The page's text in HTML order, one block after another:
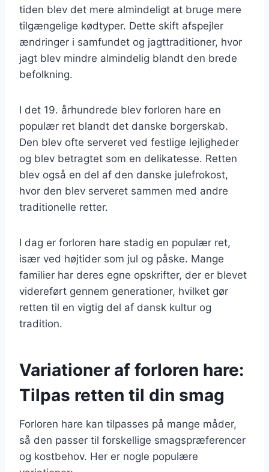
tiden blev det mere almindeligt at bruge mere
tilgængelige kødtyper. Dette skift afspejler
ændringer i samfundet og jagttraditioner, hvor
jagt blev mindre almindelig blandt den brede
befolkning.
I det 19. århundrede blev forloren hare en
populær ret blandt det danske borgerskab.
Den blev ofte serveret ved festlige lejligheder
og blev betragtet som en delikatesse. Retten
blev også en del af den danske julefrokost,
hvor den blev serveret sammen med andre
traditionelle retter.
I dag er forloren hare stadig en populær ret,
især ved højtider som jul og påske. Mange
familier har deres egne opskrifter, der er blevet
videreført gennem generationer, hvilket gør
retten til en vigtig del af dansk kultur og
tradition.
Variationer af forloren hare:
Tilpas retten til din smag
Forloren hare kan tilpasses på mange måder,
så den passer til forskellige smagspræferencer
og kostbehov. Her er nogle populære